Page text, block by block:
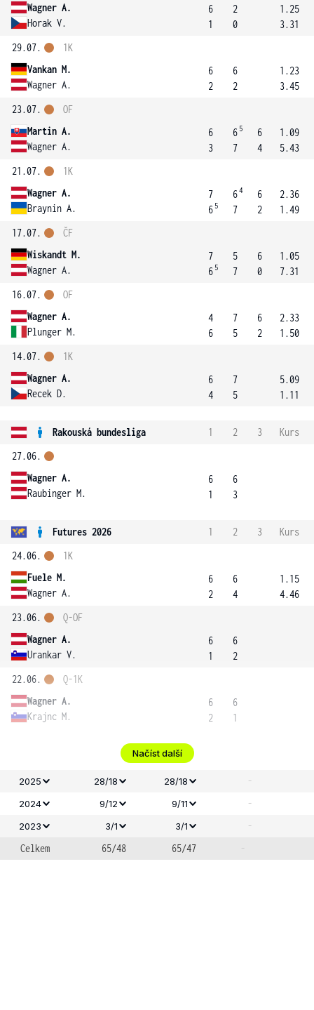
Wagner A.
Horak V.
6
1
2
0
1.25
3.31
29.07.
Vankan M.
Wagner A.
1K
6
2
6
2
1.23
3.45
23.07.
Martin A.
Wagner A.
OF
6
3
6 5
7
6
4
1.09
5.43
21.07.
Wagner A.
Braynin A.
1K
7
6 5
64
7
6
2
2.36
1.49
17.07.
Wiskandt M.
Wagner A.
ČF
7
6 5
5
7
6
0
1.05
7.31
16.07.
Wagner A.
Plunger M.
OF
4
6
7
5
6
2
2.33
1.50
14.07.
Wagner A.
Recek D.
1K
6
4
7
5
5.09
1.11
Rakouská bundesliga 1 2 3
Kurs
27.06.
Wagner A.
Raubinger M.
6
1
6
3
Futures 2026 1 2 3
Kurs
24.06.
Fuele M.
Wagner A.
1K
6
2
6
4
1.15
4.46
23.06.
Wagner A.
Urankar V.
Q-OF
6
1
6
2
22.06.
Wagner A.
Krajnc M.
Q-1K
6
2
6
1
Načíst další
2025 28/18 28/18 -
2024 9/12 9/11 -
2023 3/1 3/1
-
Celkem
65/48 65/47 -